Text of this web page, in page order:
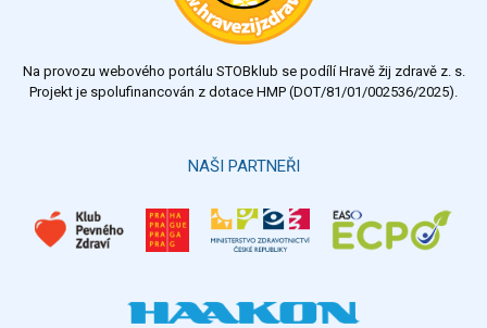
Výsledky Všechny ankety
Na provozu webového portálu STOBklub se podílí Hravě žij zdravě z. s.
Projekt je spolufinancován z dotace HMP (DOT/81/01/002536/2025).
NAŠI PARTNEŘI